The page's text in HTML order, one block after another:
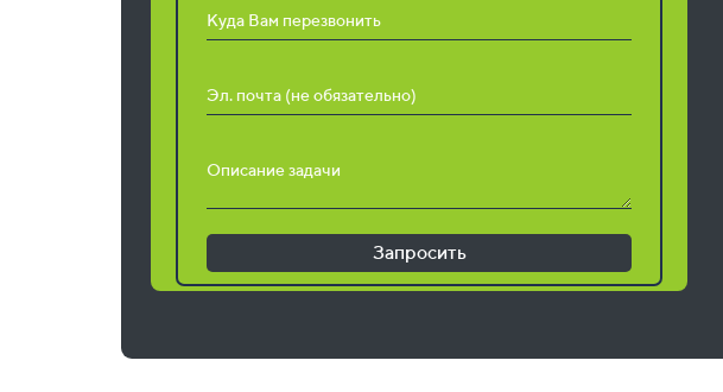
Куда Вам перезвонить
Эл. почта (не обязательно)
Описание задачи
Запросить